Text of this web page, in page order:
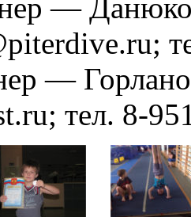
—
—
тел. 8-